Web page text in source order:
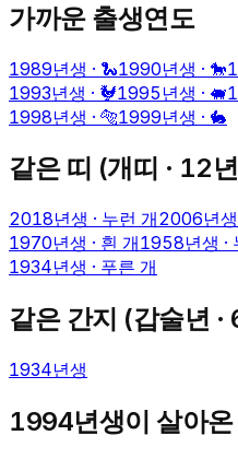
가까운 출생연도
1989년생 · 🐍1990년생 · 🐎
1993년생 · 🐓1995 년생 · 🐖
1998년생 · 🐅1999년생 · 🐇
같은 띠 (개띠 · 12
2018년생 · 누런 개2006년생
1970년생 · 흰 개1958년생 ·
1934년생 · 푸른 개
같은 간지 (갑술년 ·
1934년생
1994년생이 살아